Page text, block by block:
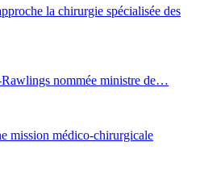
la chirurgie spécialisée des
nommée ministre de…
mission médico-chirurgicale